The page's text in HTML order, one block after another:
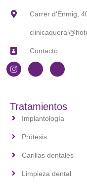
Carrer d'Enmig,
Contacto
Tratamientos
Implantología
Prótesis
Carillas dentales
Limpieza dental